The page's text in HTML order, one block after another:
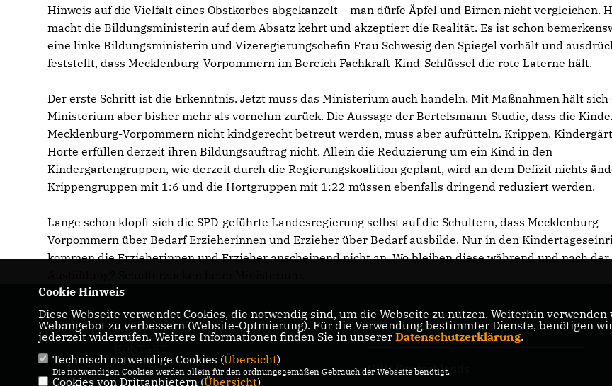
Hinweis auf die Vielfalt eines Obstkorbes abgekanzelt – man dürfe Äpfel und Birnen nicht vergleichen.
macht die Bildungsministerin auf dem Absatz kehrt und akzeptiert die Realität. Es ist schon
eine linke Bildungsministerin und Vizeregierungschefin Frau Schwesig den Spiegel vorhält und
feststellt, dass Mecklenburg-Vorpommern im Bereich Fachkraft-Kind-Schlüssel die rote Laterne hält.
Der erste Schritt ist die Erkenntnis. Jetzt muss das Ministerium auch handeln. Mit Maßnahmen hält sich
Ministerium aber bisher mehr als vornehm zurück. Die Aussage der Bertelsmann-Studie, dass die
Mecklenburg-Vorpommern nicht kindgerecht betreut werden, muss aber aufrütteln. Krippen,
Horte erfüllen derzeit ihren Bildungsauftrag nicht. Allein die Reduzierung um ein Kind in den
Kindergartengruppen, wie derzeit durch die Regierungskoalition geplant, wird an dem Defizit nichts
Krippengruppen mit 1:6 und die Hortgruppen mit 1:22 müssen ebenfalls dringend reduziert werden.
Lange schon klopft sich die SPD-geführte Landesregierung selbst auf die Schultern, dass Mecklenburg-
Vorpommern über Bedarf Erzieherinnen und Erzieher über Bedarf ausbilde. Nur in den
kommen die Erzieherinnen und Erzieher anscheinend nicht an. Wo bleiben diese während und nach der
IMPRESSUM
DATENSCHUTZ
CDU Mecklenburg-Vorpommern
CDU Deutschlands
Cookie Hinweis
Diese Webseite verwendet Cookies, die notwendig sind, um die Webseite zu nutzen. Weiterhin
Webangebot zu verbessern (Website-Optmierung). Für die Verwendung bestimmter Dienste, benötigen
jederzeit widerrufen. Weitere Informationen finden Sie in unserer Datenschutzerklärung.
Technisch notwendige Cookies (Übersicht)
Die notwendigen Cookies werden allein für den ordnungsgemäßen Gebrauch der Webseite benötigt.
Cookies von Drittanbietern (Übersicht)